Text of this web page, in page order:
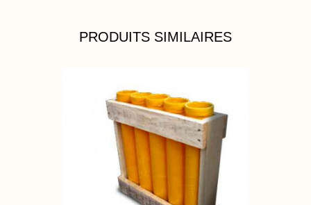
PRODUITS SIMILAIRES